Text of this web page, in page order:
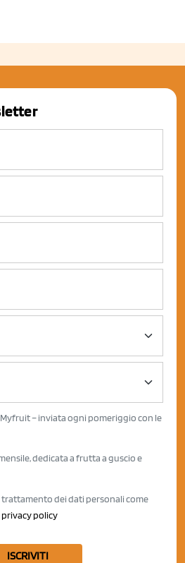
– inviata ogni pomeriggio con le
dedicata a frutta a guscio e
trattamento dei dati personali come
privacy policy
ISCRIVITI